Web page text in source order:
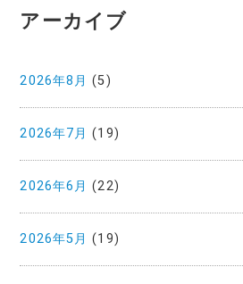
アーカイブ
2026年8月 (5)
2026年7月 (19)
2026年6月 (22)
2026年5月 (19)